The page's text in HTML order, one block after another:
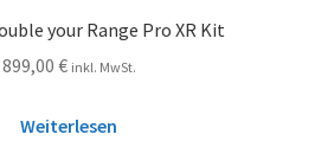
your Range Pro XR Kit
899,00 € inkl. MwSt.
Weiterlesen